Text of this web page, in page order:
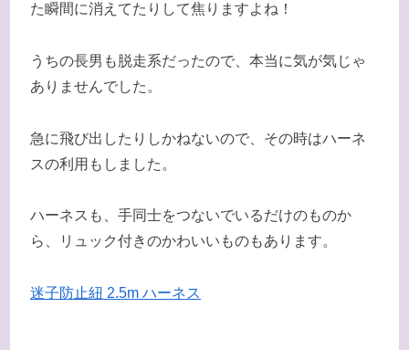
た瞬間に消えてたりして焦りますよね！
うちの長男も脱走系だったので、本当に気が気じゃ
ありませんでした。
急に飛び出したりしかねないので、その時はハーネ
スの利用もしました。
ハーネスも、手同士をつないでいるだけのものか
ら、リュック付きのかわいいものもあります。
迷子防止紐 2.5m ハーネス